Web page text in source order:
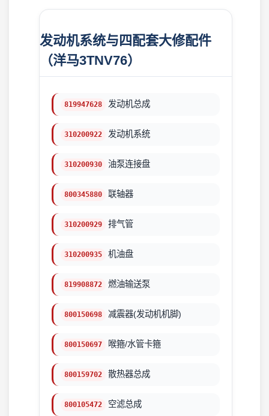
发动机系统与四配套大修配件
（洋马3TNV76）
819947628 发动机总成
310200922 发动机系统
310200930 油泵连接盘
800345880 联轴器
310200929 排气管
310200935 机油盘
819908872 燃油输送泵
800150698 减震器(发动机机脚)
800150697 喉箍/水管卡箍
800159702 散热器总成
800105472 空滤总成